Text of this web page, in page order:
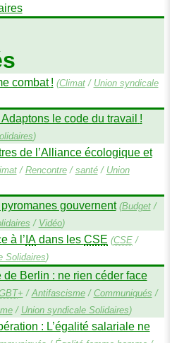
combat ! (Climat/ Union syndicale
Adaptons le code du travail !
)
de l’Alliance écologique et
/ Rencontre/ santé/ Union
gouvernent (Budget/
/ Vidéo)
à l’IAdans les CSE (CSE/
Solidaires)
Berlin : ne rien céder face
+ / Antifascisme/ Communiqués /
/ Union syndicale Solidaires)
: L’égalité salariale ne